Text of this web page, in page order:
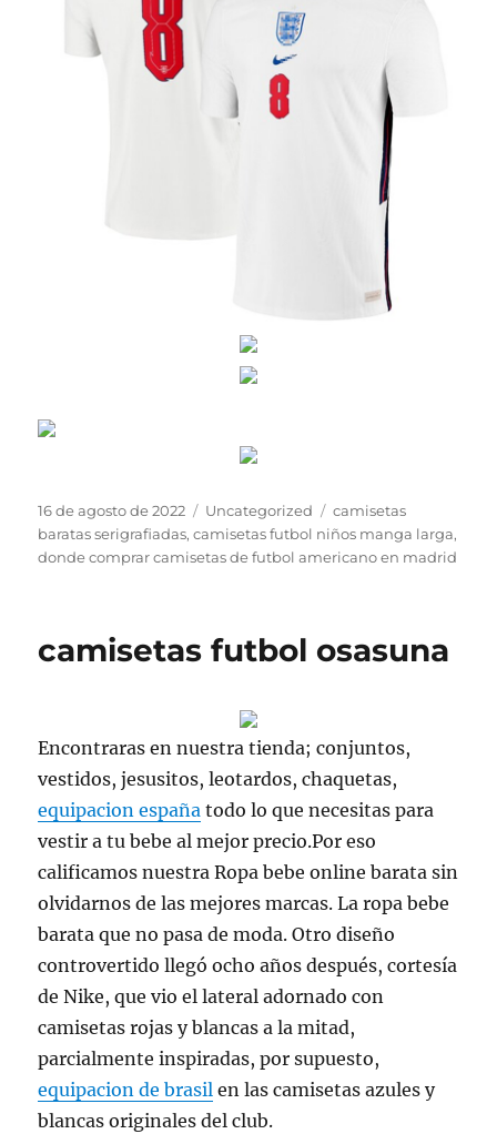
Publicado
el
16 de agosto de 2022 Categorías
Uncategorized Etiquetas
camisetas
baratas serigrafiadas,camisetas futbol niños manga larga,
donde comprar camisetas de futbol americano en madrid
camisetas futbol osasuna
Encontraras en nuestra tienda; conjuntos,
vestidos, jesusitos, leotardos, chaquetas,
equipacion españa todo lo que necesitas para
vestir a tu bebe al mejor precio.Por eso
calificamos nuestra Ropa bebe online barata sin
olvidarnos de las mejores marcas. La ropa bebe
barata que no pasa de moda. Otro diseño
controvertido llegó ocho años después, cortesía
de Nike, que vio el lateral adornado con
camisetas rojas y blancas a la mitad,
parcialmente inspiradas, por supuesto,
equipacion de brasil en las camisetas azules y
blancas originales del club.